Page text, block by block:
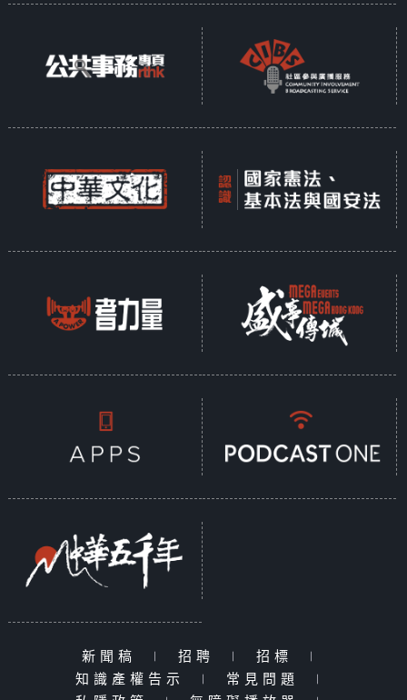
新聞稿 | 招聘 | 招標
|
知識產權告示
| 常見問題
|